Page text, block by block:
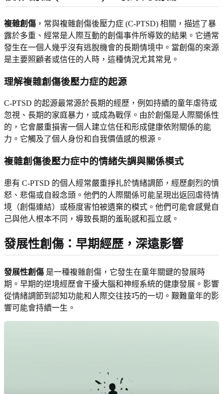
複雜創傷，常與複雜創傷後壓力症 (C-PTSD) 相關，描述了暴
露於多重、經常是人際互動的創傷事件所導致的結果。它通常
發生在一個人幾乎沒有逃脫機會的長期情境中。當創傷的來源
是主要照顧者或信任的人時，這種情況尤其常見。
理解複雜創傷後壓力症的起源
C-PTSD 的起源最常源於長期的經歷，例如持續的童年虐待或
忽視、長期的家庭暴力，或成為戰俘。由於創傷是人際關係性
的，它會嚴重損害一個人建立信任和形成健康依附關係的能
力。它觸及了個人身份和自我價值感的根源。
複雜創傷後壓力症中的情緒失調與關係模式
患有 C-PTSD 的個人經常嚴重掙扎於情緒調節，經歷劇烈的憤
怒、悲傷或自殺念頭。他們的人際關係可能呈現出返回虐待情
境（創傷連結）或極度害怕被遺棄的模式。他們可能會感覺自
己與他人根本不同，導致長期的羞恥感和孤立感。
發展性創傷：早期經歷，深遠影響
發展性創傷是一種複雜創傷，它發生在童年關鍵的發展時
期。早期的逆境經歷會干擾大腦和神經系統的健康發展。影響
從情緒調節到認知功能和人際交往技巧的一切。艱難童年的影
響可能會持續一生。